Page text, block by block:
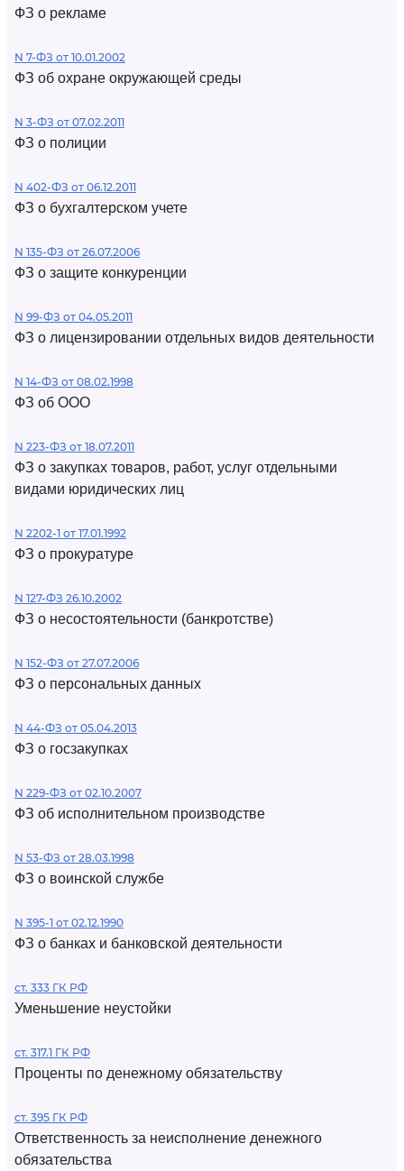
ФЗ о рекламе
N 7-ФЗ от 10.01.2002
ФЗ об охране окружающей среды
N 3-ФЗ от 07.02.2011
ФЗ о полиции
N 402-ФЗ от 06.12.2011
ФЗ о бухгалтерском учете
N 135-ФЗ от 26.07.2006
ФЗ о защите конкуренции
N 99-ФЗ от 04.05.2011
ФЗ о лицензировании отдельных видов деятельности
N 14-ФЗ от 08.02.1998
ФЗ об ООО
N 223-ФЗ от 18.07.2011
ФЗ о закупках товаров, работ, услуг отдельными
видами юридических лиц
N 2202-1 от 17.01.1992
ФЗ о прокуратуре
N 127-ФЗ 26.10.2002
ФЗ о несостоятельности (банкротстве)
N 152-ФЗ от 27.07.2006
ФЗ о персональных данных
N 44-ФЗ от 05.04.2013
ФЗ о госзакупках
N 229-ФЗ от 02.10.2007
ФЗ об исполнительном производстве
N 53-ФЗ от 28.03.1998
ФЗ о воинской службе
N 395-1 от 02.12.1990
ФЗ о банках и банковской деятельности
ст. 333 ГК РФ
Уменьшение неустойки
ст. 317.1 ГК РФ
Проценты по денежному обязательству
ст. 395 ГК РФ
Ответственность за неисполнение денежного
обязательства